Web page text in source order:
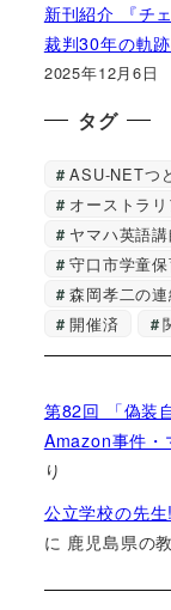
新刊紹介 『チ
裁判30年の軌
2025年12月6日
タグ
ASU-NETつ
オーストラリ
ヤマハ英語
守口市学童
森岡孝二の
開催済
第82回 「偽装
Amazon事件・
り
公立学校の先
に 鹿児島県の